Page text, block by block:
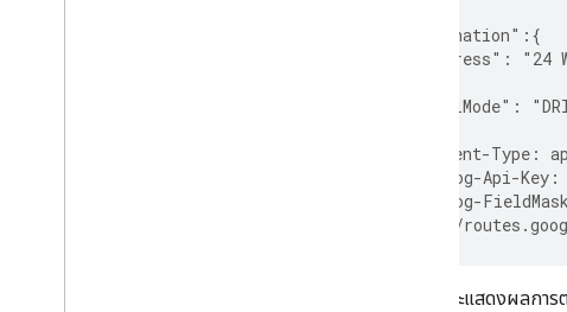
  "destination":{
"address": "24
"travelMode":
-H 'Content-Type:
-H 'X-Goog-Api-Key:
-H 'X-Goog-
'https://
คำขอนี้จะแสดงผลกา